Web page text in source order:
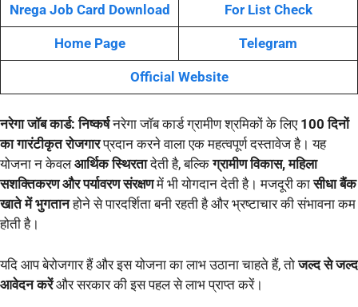
Nrega Job Card Download For List Check
Home Page Telegram
Official Website
नरेगा जॉब कार्ड: निष्कर्षनरेगा जॉब कार्ड ग्रामीण श्रमिकों के लिए 100 दिनों
का गारंटीकृत रोजगारप्रदान करने वाला एक महत्वपूर्ण दस्तावेज है। यह
योजना न केवलआर्थिक स्थिरतादेती है, बल्किग्रामीण विकास, महिला
सशक्तिकरण और पर्यावरण संरक्षणमें भी योगदान देती है। मजदूरी कासीधा बैंक
खाते में भुगतानहोने से पारदर्शिता बनी रहती है और भ्रष्टाचार की संभावना कम
होती है।
यदि आप बेरोजगार हैं और इस योजना का लाभ उठाना चाहते हैं, तोजल्द से जल्द
आवेदन करेंऔर सरकार की इस पहल से लाभ प्राप्त करें।